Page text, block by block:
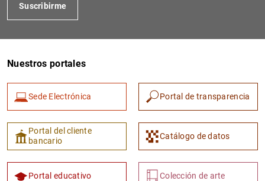
Suscribirme
Nuestros portales
Sede Electrónica Portal de transparencia
Portal del cliente
bancario
Catálogo de datos
Portal educativo Colección de arte